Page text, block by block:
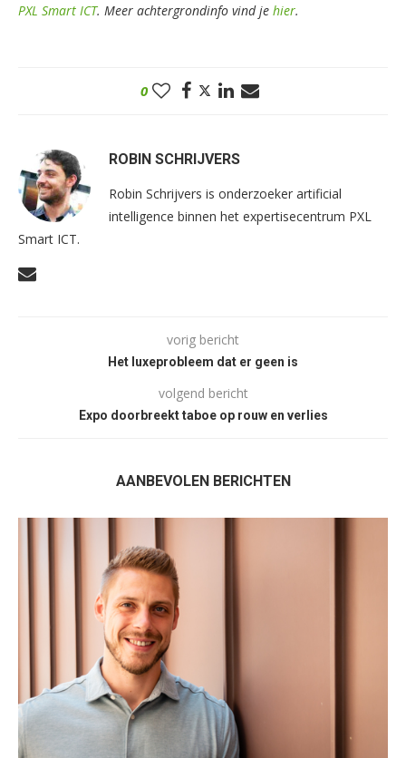
PXL Smart ICT. Meer achtergrondinfo vind je hier.
0
ROBIN SCHRIJVERS
Robin Schrijvers is onderzoeker artificial
intelligence binnen het expertisecentrum PXL
Smart ICT.
vorig bericht
Het luxeprobleem dat er geen is
volgend bericht
Expo doorbreekt taboe op rouw en verlies
AANBEVOLEN BERICHTEN